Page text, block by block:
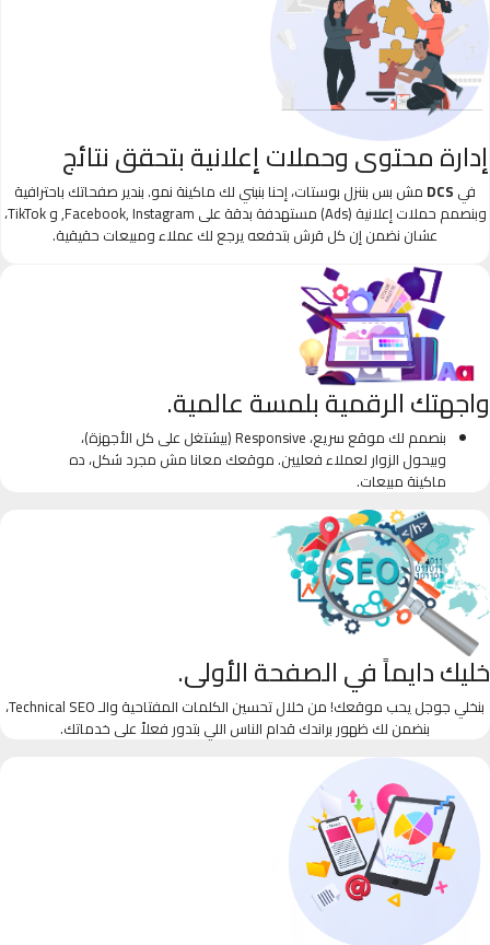
إدارة محتوى وحملات إعلانية بتحقق نتائج
في DCS مش بس بننزل بوستات، إحنا بنبني لك ماكينة نمو. بندير صفحاتك باحترافية
وبنصمم حملات إعلانية (Ads) مستهدفة بدقة على Facebook, Instagram, و TikTok،
عشان نضمن إن كل قرش بتدفعه يرجع لك عملاء ومبيعات حقيقية.
واجهتك الرقمية بلمسة عالمية.
بنصمم لك موقع سريع، Responsive (بيشتغل على كل الأجهزة)،
وبيحول الزوار لعملاء فعليين. موقعك معانا مش مجرد شكل، ده
ماكينة مبيعات.
خليك دايماً في الصفحة الأولى.
بنخلي جوجل يحب موقعك! من خلال تحسين الكلمات المفتاحية والـ Technical SEO،
بنضمن لك ظهور براندك قدام الناس اللي بتدور فعلاً على خدماتك.